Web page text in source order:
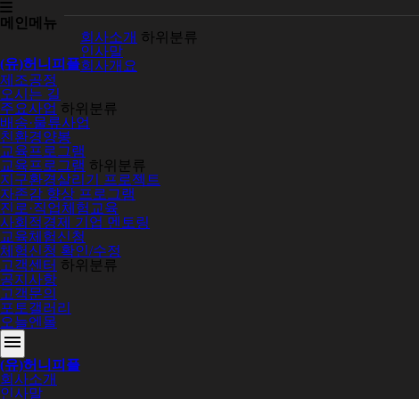
메인메뉴
(유)허니피플
회사소개 하위분류
인사말
회사개요
제조공정
오시는 길
주요사업 하위분류
배송·물류사업
친환경양봉
교육프로그램
교육프로그램 하위분류
지구환경살리기 프로젝트
자존감 향상 프로그램
진로·직업체험교육
사회적경제 기업 멘토링
교육체험신청
체험신청 확인/수정
고객센터 하위분류
공지사항
고객문의
포토갤러리
오늘엔몰
menu
(유)허니피플
회사소개
인사말